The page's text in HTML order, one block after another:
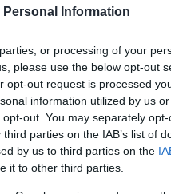
Personal Information
or processing of your
please use the below opt-out
opt-out request is processed
information utilized by us
out. You may separately
parties on the IAB’s list of
by us to third parties on the
it to other third parties.